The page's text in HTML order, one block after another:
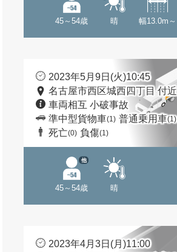
45～54歳 晴 幅13.0m～
2023年5月9日(火)10:45
名古屋市西区城西四丁目 付近
車両相互 小破事故
準中型貨物車(1) 普通乗用車(1)
死亡(0) 負傷(1)
45～54歳
他
晴
2023年4月3日(月)11:00